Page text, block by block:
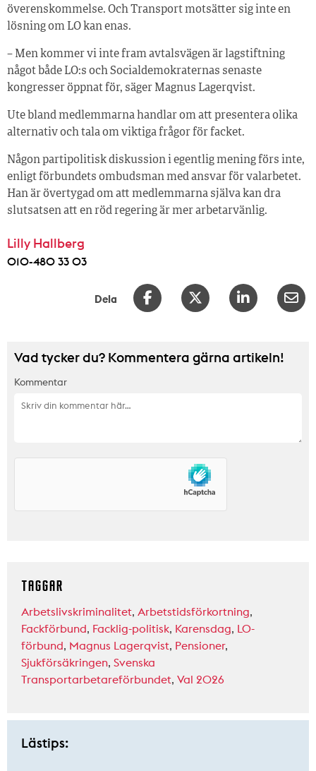
överenskommelse. Och Transport motsätter sig inte en
lösning om LO kan enas.
– Men kommer vi inte fram avtalsvägen är lagstiftning
något både LO:s och Socialdemokraternas senaste
kongresser öppnat för, säger Magnus Lagerqvist.
Ute bland medlemmarna handlar om att presentera olika
alternativ och tala om viktiga frågor för facket.
Någon partipolitisk diskussion i egentlig mening förs inte,
enligt förbundets ombudsman med ansvar för valarbetet.
Han är övertygad om att medlemmarna själva kan dra
slutsatsen att en röd regering är mer arbetarvänlig.
Lilly Hallberg
010-480 33 03
Dela
Vad tycker du? Kommentera gärna artikeln!
Kommentar
TAGGAR
Arbetslivskriminalitet, Arbetstidsförkortning,
Fackförbund, Facklig-politisk, Karensdag, LO-
förbund, Magnus Lagerqvist, Pensioner,
Sjukförsäkringen, Svenska
Transportarbetareförbundet, Val 2026
Lästips: